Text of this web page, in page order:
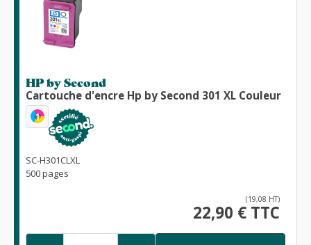
HP by Second
Cartouche d'encre Hp by Second 301 XL Couleur
1
SC-H301CLXL
500 pages
(19,08 HT)
22,90 € TTC